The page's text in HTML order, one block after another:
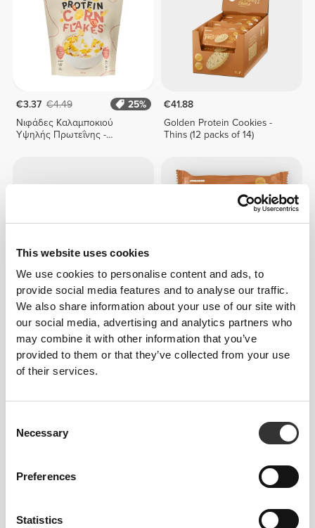
This website uses cookies
We use cookies to personalise content and ads, to
provide social media features and to analyse our traffic.
We also share information about your use of our site with
our social media, advertising and analytics partners who
may combine it with other information that you’ve
provided to them or that they’ve collected from your use
of their services.
Selection
Necessary
Preferences
Statistics
€3.37 €4.49
25%
Νιφάδες Καλαμποκιού
Υψηλής Πρωτεΐνης -
€41.88
Golden Protein Cookies -
Thins (12 packs of 14)
€3.59 €5.99
40%
Sample Pack Protein Skyr - 3
flavors
€6.98
Golden Protein Cookies -
Thins (2 packs of 14)
€5.98